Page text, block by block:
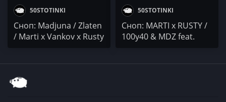
50STOTINKI
Сноп: Madjuna / Zlaten
/ Marti x Vankov x Rusty
50STOTINKI
Сноп: MARTI x RUSTY /
100y40 & MDZ fеаt.